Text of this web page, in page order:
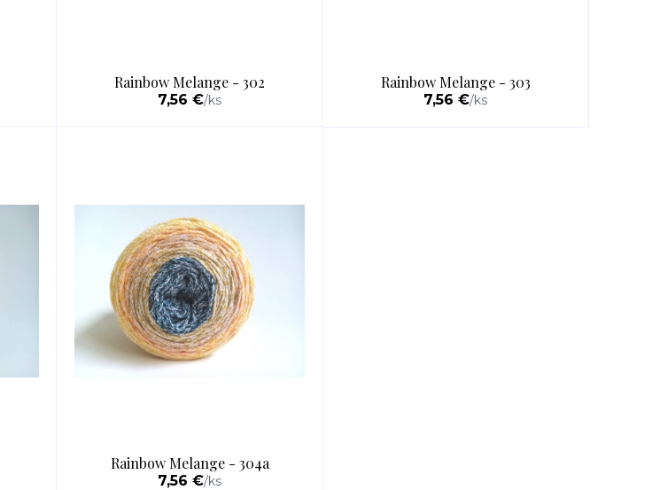
Rainbow Melange - 302
7,56 €/ks
Rainbow Melange - 303
7,56 €/ks
Rainbow Melange - 304a
7,56 €/ks